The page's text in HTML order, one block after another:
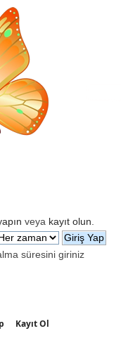
veya kayıt olun
süresini giriniz
Kayıt Ol